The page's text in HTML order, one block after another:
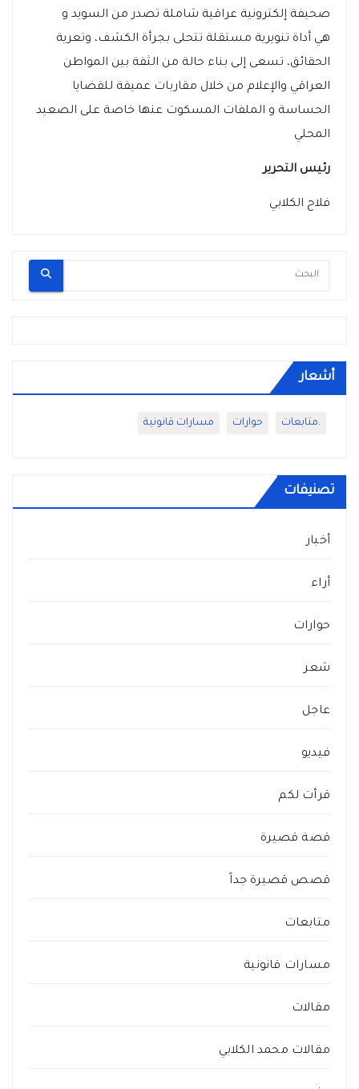
صحيفة إلكترونية عراقية شاملة تصدر من السويد و
هي أداة تنويرية مستقلة تتحلى بجرأة الكشف، وتعرية
الحقائق، تسعى إلى بناء حالة من الثقة بين المواطن
العراقي والإعلام من خلال مقاربات عميقة للقضايا
الحساسة و الملفات المسكوت عنها خاصة على الصعيد
المحلي
رئيس التحرير
فلاح الكلابي
أشعار
.متابعات حوارات مسارات قانونية
تصنيفات
أخبار
أراء
حوارات
شعر
عاجل
فيديو
قرأت لكم
قصة قصيرة
قصص قصيرة جداً
متابعات
مسارات قانونية
مقالات
مقالات محمد الكلابي